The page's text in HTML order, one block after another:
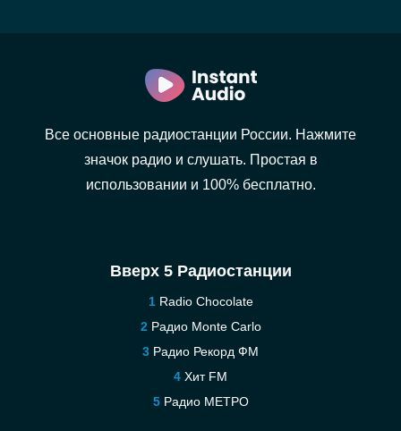
Все основные радиостанции России. Нажмите
значок радио и слушать. Простая в
использовании и 100% бесплатно.
Вверх 5 Радиостанции
Radio Chocolate
Радио Monte Carlo
Радио Рекорд ФМ
Хит FM
Радио МЕТРО